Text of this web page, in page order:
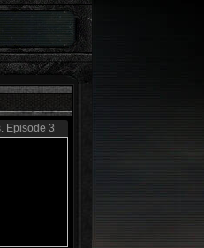
Episode 3